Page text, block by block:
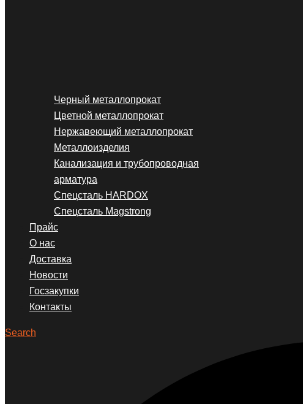
Черный металлопрокат
Цветной металлопрокат
Нержавеющий металлопрокат
Металлоизделия
Канализация и трубопроводная
арматура
Спецсталь HARDOX
Спецсталь Magstrong
Прайс
О нас
Доставка
Новости
Госзакупки
Контакты
Search